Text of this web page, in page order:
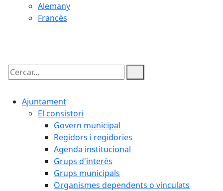
Alemany
Francès
Cercar:
Ajuntament
El consistori
Govern municipal
Regidors i regidories
Agenda institucional
Grups d'interès
Grups municipals
Organismes dependents o vinculats